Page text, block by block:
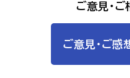
ご意見・
ご意見・ご感